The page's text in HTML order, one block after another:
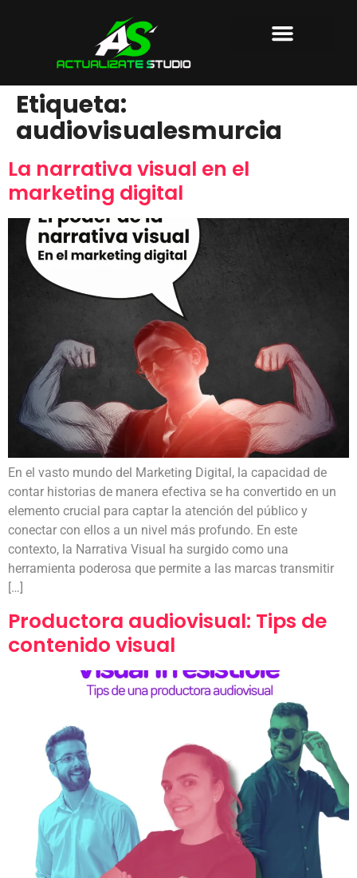
Etiqueta:
audiovisualesmurcia
La narrativa visual en el
marketing digital
En el vasto mundo del Marketing Digital, la capacidad de
contar historias de manera efectiva se ha convertido en un
elemento crucial para captar la atención del público y
conectar con ellos a un nivel más profundo. En este
contexto, la Narrativa Visual ha surgido como una
herramienta poderosa que permite a las marcas transmitir
[…]
Productora audiovisual: Tips de
contenido visual